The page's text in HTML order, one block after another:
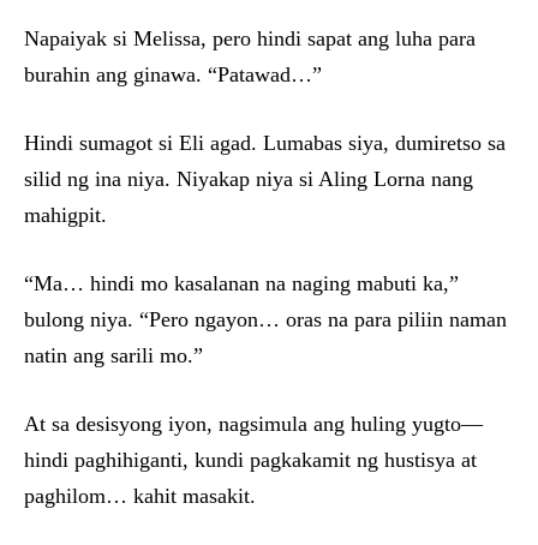
Napaiyak si Melissa, pero hindi sapat ang luha para
burahin ang ginawa. “Patawad…”
Hindi sumagot si Eli agad. Lumabas siya, dumiretso sa
silid ng ina niya. Niyakap niya si Aling Lorna nang
mahigpit.
“Ma… hindi mo kasalanan na naging mabuti ka,”
bulong niya. “Pero ngayon… oras na para piliin naman
natin ang sarili mo.”
At sa desisyong iyon, nagsimula ang huling yugto—
hindi paghihiganti, kundi pagkakamit ng hustisya at
paghilom… kahit masakit.